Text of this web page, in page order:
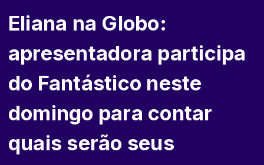
Eliana na Globo:
apresentadora participa
do Fantástico neste
domingo para contar
quais serão seus